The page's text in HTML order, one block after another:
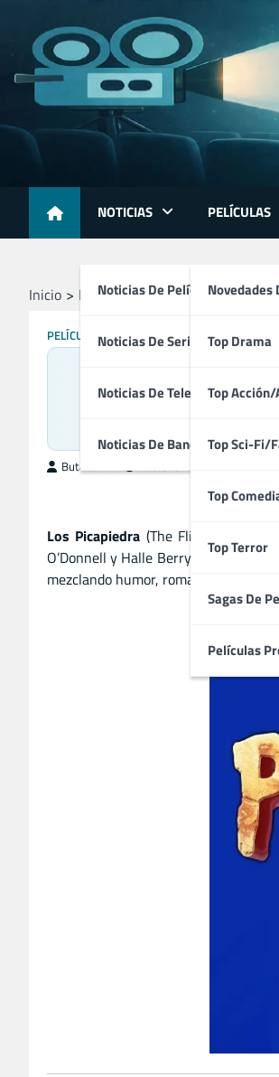
content
NOTICIAS
Noticias De Películas
Noticias De Series
Noticias De Televisión
Noticias De Bandas Sonoras
PELÍCULAS
Novedades
Top Drama
Top
Top Sci-Fi/
Top
Top Terror
Sagas De
Películas
Inicio Películas Los Picapiedra
PELÍCULAS
ButacaMax
Los Picapiedra (The Flintstones,
O’Donnell y Halle Berry. La película
mezclando humor, romance y